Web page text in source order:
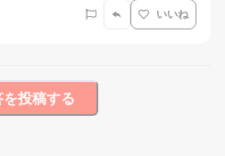
いいね
を投稿する